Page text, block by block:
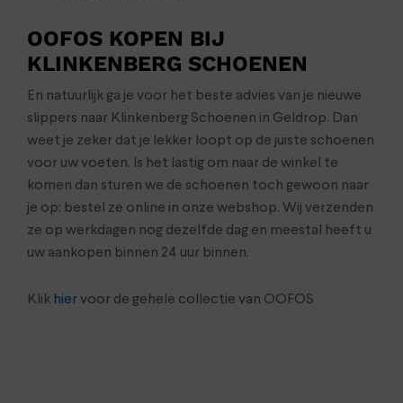
OOFOS KOPEN BIJ
KLINKENBERG SCHOENEN
En natuurlijk ga je voor het beste advies van je nieuwe
slippers naar Klinkenberg Schoenen in Geldrop. Dan
weet je zeker dat je lekker loopt op de juiste schoenen
voor uw voeten. Is het lastig om naar de winkel te
komen dan sturen we de schoenen toch gewoon naar
je op: bestel ze online in onze webshop. Wij verzenden
ze op werkdagen nog dezelfde dag en meestal heeft u
uw aankopen binnen 24 uur binnen.
Klik hiervoor de gehele collectie van OOFOS